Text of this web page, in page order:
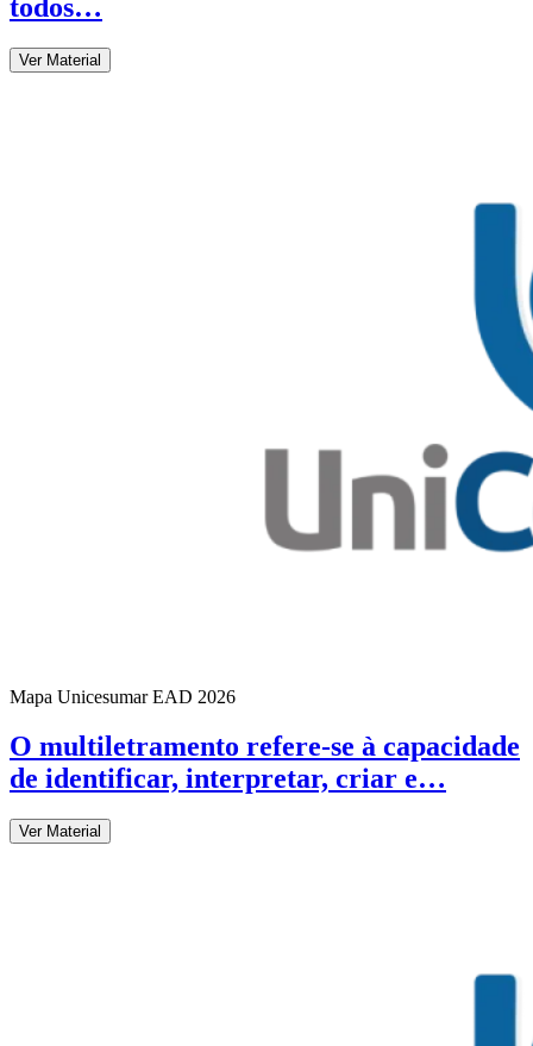
todos…
Ver Material
Mapa Unicesumar EAD 2026
O multiletramento refere-se à capacidade
de identificar, interpretar, criar e…
Ver Material